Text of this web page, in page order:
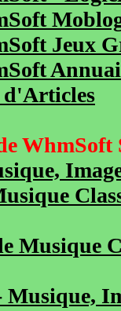
Jeux
WhmSoft
Musique
Musique,